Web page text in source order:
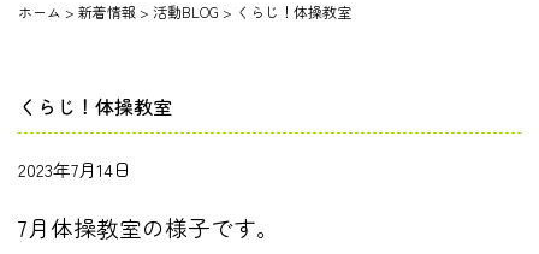
ホーム > 新着情報 > 活動BLOG > くらじ！体操教室
くらじ！体操教室
2023年7月14日
7月体操教室の様子です。